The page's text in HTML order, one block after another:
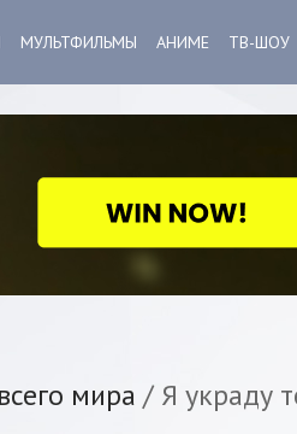
МУЛЬТФИЛЬМЫ АНИМЕ ТВ-ШОУ
мира / Я украду